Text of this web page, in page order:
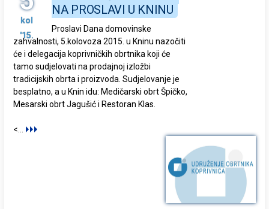
kol
'15.
NA PROSLAVI U KNINU
Proslavi Dana domovinske
zahvalnosti, 5.kolovoza 2015. u Kninu nazočiti
će i delegacija koprivničkih obrtnika koji će
tamo sudjelovati na prodajnoj izložbi
tradicijskih obrta i proizvoda. Sudjelovanje je
besplatno, a u Knin idu: Medičarski obrt Špičko,
Mesarski obrt Jagušić i Restoran Klas.
<